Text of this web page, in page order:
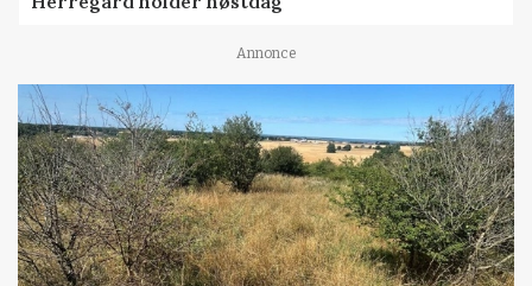
Annonce